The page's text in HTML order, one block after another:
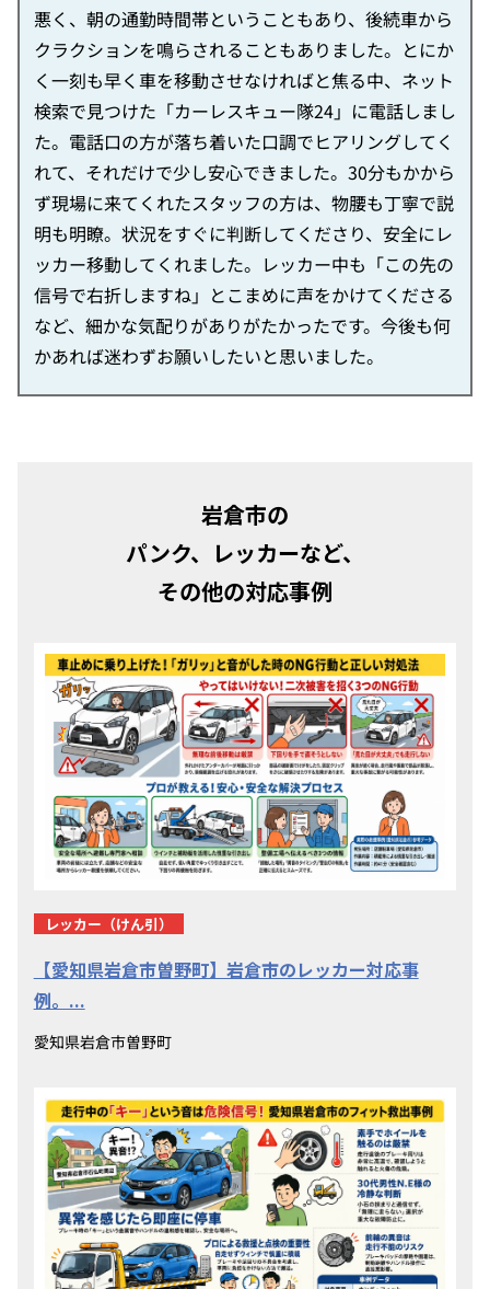
悪く、朝の通勤時間帯ということもあり、後続車から
クラクションを鳴らされることもありました。とにか
く一刻も早く車を移動させなければと焦る中、ネット
検索で見つけた「カーレスキュー隊24」に電話しまし
た。電話口の方が落ち着いた口調でヒアリングしてく
れて、それだけで少し安心できました。30分もかから
ず現場に来てくれたスタッフの方は、物腰も丁寧で説
明も明瞭。状況をすぐに判断してくださり、安全にレ
ッカー移動してくれました。レッカー中も「この先の
信号で右折しますね」とこまめに声をかけてくださる
など、細かな気配りがありがたかったです。今後も何
かあれば迷わずお願いしたいと思いました。
岩倉市の
パンク、レッカーなど、
その他の対応事例
レッカー（けん引）
【愛知県岩倉市曽野町】岩倉市のレッカー対応事
例。...
愛知県岩倉市曽野町